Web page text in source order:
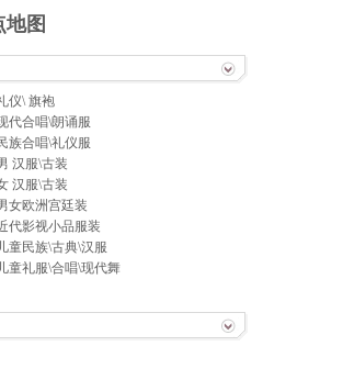
图
仪\ 旗袍
代合唱\朗诵服
族合唱\礼仪服
汉服\古装
汉服\古装
女欧洲宫廷装
代影视小品服装
童民族\古典\汉服
童礼服\合唱\现代舞